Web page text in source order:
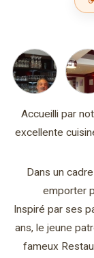
Accueilli par
excellente
Dans un
emporter
Inspiré par ses
ans, le jeune
fameux